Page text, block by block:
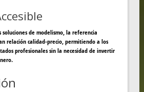
soluciones de modelismo, la referencia
relación calidad-precio, permitiendo a los
profesionales sin la necesidad de invertir